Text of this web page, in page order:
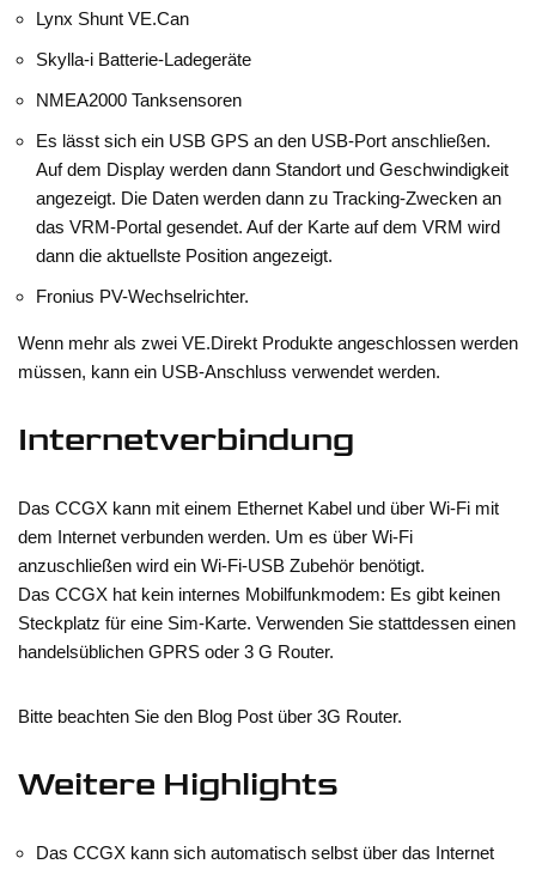
Lynx Shunt VE.Can
Skylla-i Batterie-Ladegeräte
NMEA2000 Tanksensoren
Es lässt sich ein USB GPS an den USB-Port anschließen.
Auf dem Display werden dann Standort und Geschwindigkeit
angezeigt. Die Daten werden dann zu Tracking-Zwecken an
das VRM-Portal gesendet. Auf der Karte auf dem VRM wird
dann die aktuellste Position angezeigt.
Fronius PV-Wechselrichter.
Wenn mehr als zwei VE.Direkt Produkte angeschlossen werden
müssen, kann ein USB-Anschluss verwendet werden.
Internetverbindung
Das CCGX kann mit einem Ethernet Kabel und über Wi-Fi mit
dem Internet verbunden werden. Um es über Wi-Fi
anzuschließen wird ein Wi-Fi-USB Zubehör benötigt.
Das CCGX hat kein internes Mobilfunkmodem: Es gibt keinen
Steckplatz für eine Sim-Karte. Verwenden Sie stattdessen einen
handelsüblichen GPRS oder 3 G Router.
Bitte beachten Sie den Blog Post über 3G Router.
Weitere Highlights
Das CCGX kann sich automatisch selbst über das Internet